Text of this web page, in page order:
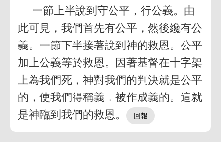
一節上半說到守公平，行公義。由
此可見，我們首先有公平，然後纔有公
義。一節下半接著說到神的救恩。公平
加上公義等於救恩。因著基督在十字架
上為我們死，神對我們的判決就是公平
的，使我們得稱義，被作成義的。這就
是神臨到我們的救恩。